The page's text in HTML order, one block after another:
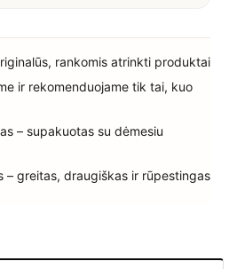
rankomis atrinkti produktai
ir rekomenduojame tik tai, kuo
– supakuotas su dėmesiu
– greitas, draugiškas ir rūpestingas